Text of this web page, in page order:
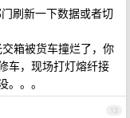
刷新一下数据或者切
箱被货车撞烂了，你
车，现场打灯熔纤接
。。
13